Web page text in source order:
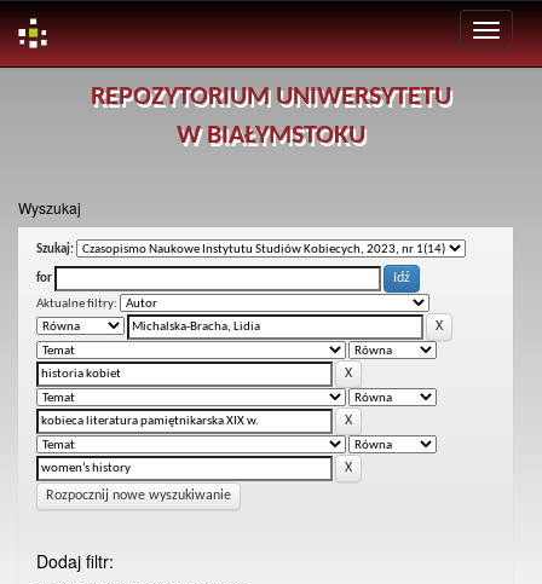
REPOZYTORIUM UNIWERSYTETU
W BIAŁYMSTOKU
Wyszukaj
Szukaj:
for
Aktualne filtry:
Rozpocznij nowe wyszukiwanie
Dodaj filtr: